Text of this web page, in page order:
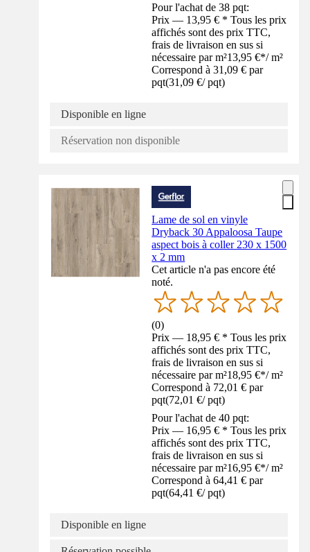
Pour l'achat de 38 pqt:
Prix — 13,95 € * Tous les prix
affichés sont des prix TTC,
frais de livraison en sus si
nécessaire par m²13,95 €*/ m²
Correspond à 31,09 € par
pqt(31,09 €/ pqt)
Disponible en ligne
Réservation non disponible
Lame de sol en vinyle
Dryback 30 Appaloosa Taupe
aspect bois à coller 230 x 1500
x 2 mm
Cet article n'a pas encore été
noté.
(0)
Prix — 18,95 € * Tous les prix
affichés sont des prix TTC,
frais de livraison en sus si
nécessaire par m²18,95 €*/ m²
Correspond à 72,01 € par
pqt(72,01 €/ pqt)
Pour l'achat de 40 pqt:
Prix — 16,95 € * Tous les prix
affichés sont des prix TTC,
frais de livraison en sus si
nécessaire par m²16,95 €*/ m²
Correspond à 64,41 € par
pqt(64,41 €/ pqt)
Disponible en ligne